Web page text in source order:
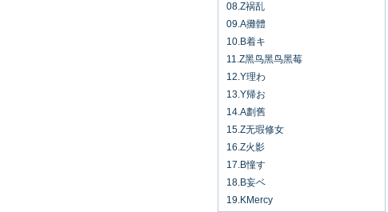
08.Z祸乱
09.A攤體
10.B着キ
11.Z黑鸟黑鸟黑莓
12.Y理わ
13.Y帰お
14.A劃舊
15.Z无瑕修女
16.Z火影
17.B憧す
18.B妄ベ
19.KMercy